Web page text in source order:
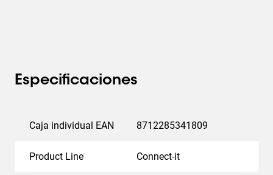
El kit contiene:
• 2x Soporte de pared con abrazadera deslizante PFA
• 2x PUC 2920, Tubo
Especificaciones
Caja individual EAN 8712285341809
Product Line Connect-it